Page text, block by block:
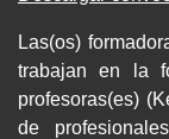
Las(os)
trabajan en la
profesoras(es)
de